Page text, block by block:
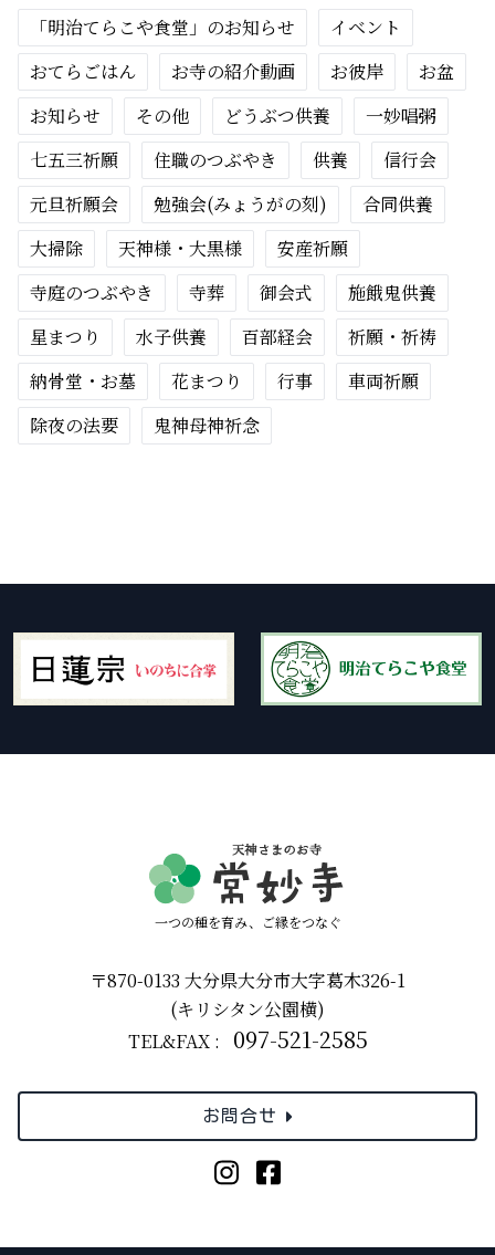
「明治てらこや食堂」のお知らせ
イベント
おてらごはん
お寺の紹介動画 お彼岸
お盆
お知らせ
その他 どうぶつ供養
一妙唱粥
七五三祈願
住職のつぶやき 供養
信行会
元旦祈願会
勉強会(みょうがの刻)
合同供養
大掃除
天神様・大黒様
安産祈願
寺庭のつぶやき
寺葬 御会式
施餓鬼供養
星まつり
水子供養 百部経会
祈願・祈祷
納骨堂・お墓
花まつり 行事
車両祈願
除夜の法要
鬼神母神祈念
一つの種を育み、ご縁をつなぐ
〒870-0133 大分県大分市大字葛木326-1
(キリシタン公園横)
TEL&FAX :
097-521-2585
お問合せ